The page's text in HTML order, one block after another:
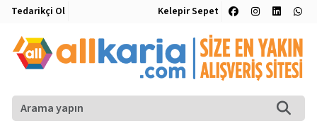
Tedarikçi Ol Kelepir Sepet